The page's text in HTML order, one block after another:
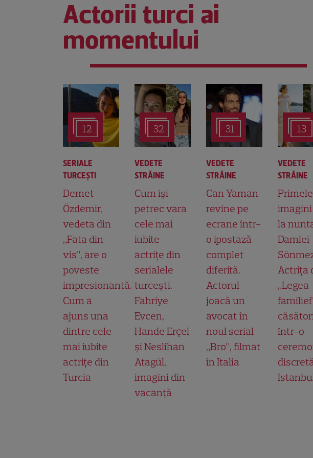
Actorii turci ai
momentului
12
SERIALE
TURCEŞTI
Demet
Özdemir,
vedeta din
„Fata din
vis”, are o
poveste
impresionantă.
Cum a
ajuns una
dintre cele
mai iubite
actrițe din
Turcia
32
VEDETE
STRĂINE
Cum își
petrec vara
cele mai
iubite
actrițe din
serialele
turcești.
Fahriye
Evcen,
Hande Erçel
și Neslihan
Atagül,
imagini din
vacanță
31
VEDETE
STRĂINE
Can Yaman
revine pe
ecrane într-
o ipostază
complet
diferită.
Actorul
joacă un
avocat în
noul serial
„Bro”, filmat
în Italia
13
VEDETE
STRĂINE
Primele
la
Damlei
Actrița
„Legea
într-o